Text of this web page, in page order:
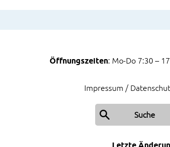
Öffnungszeiten: Mo-Do 7:30 –
Impressum /
Suche
Letzte